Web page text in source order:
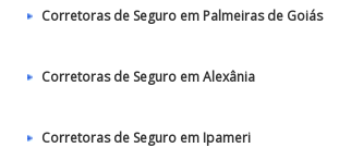
Corretoras de Seguro em Palmeiras de Goiás
Corretoras de Seguro em Alexânia
Corretoras de Seguro em Ipameri